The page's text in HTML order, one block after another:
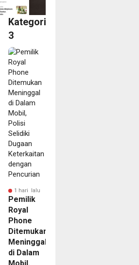
Kategori
3
1 hari lalu
Pemilik
Royal
Phone
Ditemukan
Meninggal
di Dalam